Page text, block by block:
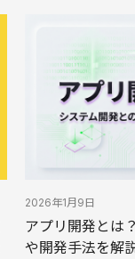
2026年1月9日
アプリ開発とは
や開発手法を解